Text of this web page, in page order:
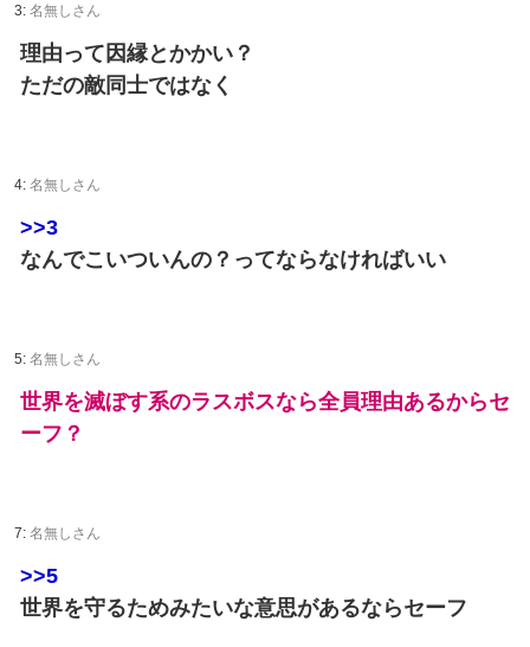
3: 名無しさん
理由って因縁とかかい？
ただの敵同士ではなく
4: 名無しさん
>>3
なんでこいついんの？ってならなければいい
5: 名無しさん
世界を滅ぼす系のラスボスなら全員理由あるからセ
ーフ？
7: 名無しさん
>>5
世界を守るためみたいな意思があるならセーフ